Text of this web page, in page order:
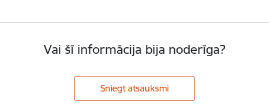
Vai šī informācija bija noderīga?
Sniegt atsauksmi